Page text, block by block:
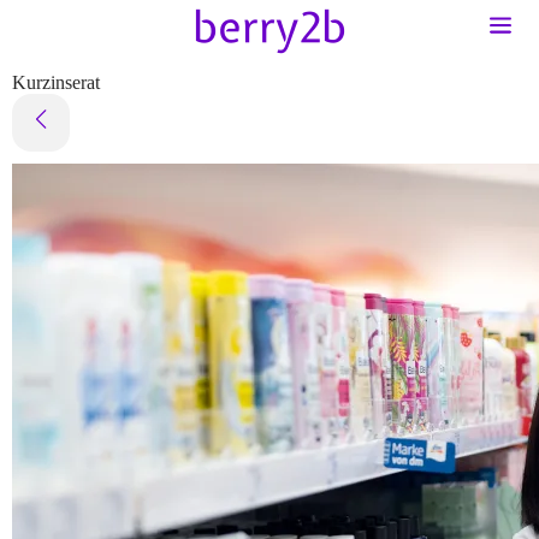
Kurzinserat